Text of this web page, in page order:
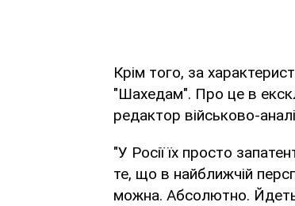
Крім того, за
"Шахедам". Про це в
редактор військово-
"У Росії їх просто
те, що в найближчій
можна. Абсолютно.